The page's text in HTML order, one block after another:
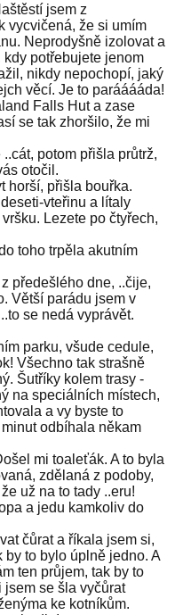
jsem z
vycvičená, že si umím
Neprodyšně izolovat a
potřebujete jenom
nikdy nepochopí, jaký
věcí. Je to parááááda!
Falls Hut a zase
se tak zhoršilo, že mi
potom přišla průtrž,
otočil.
horší, přišla bouřka.
vteřinu a lítaly
Lezete po čtyřech,
toho trpěla akutním
předešlého dne, ..čije,
Větší parádu jsem v
se nedá vyprávět.
parku, všude cedule,
Všechno tak strašně
Šutříky kolem trasy -
na speciálních místech,
a vy byste to
odbíhala někam
mi toaleťák. A to byla
zdělaná z podoby,
už na to tady ..eru!
a jedu kamkoliv do
čůrat a říkala jsem si,
by to bylo úplně jedno. A
ten průjem, tak by to
se šla vyčůrat
ke kotníkům.